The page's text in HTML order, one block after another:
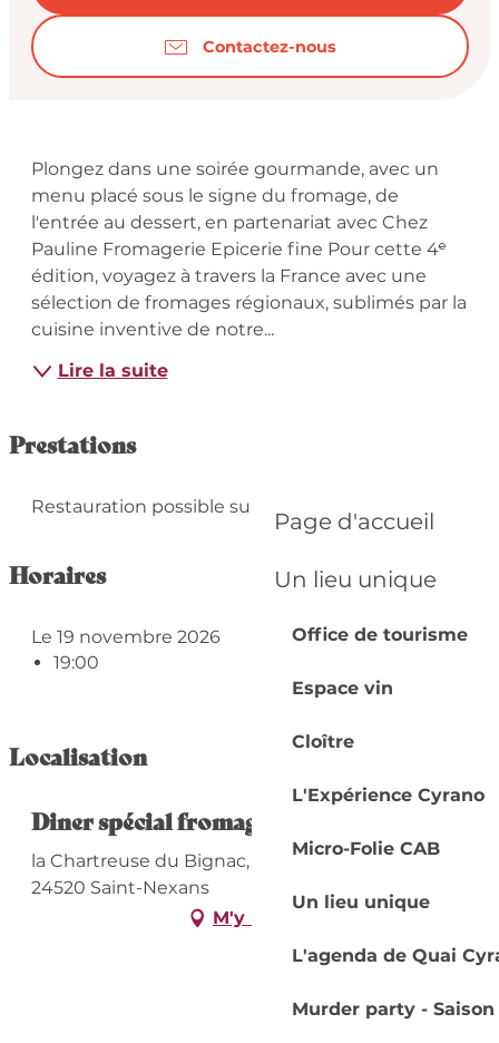
Page d'accueil
Un lieu unique
Office de tourisme
Espace vin
Cloître
L'Expérience Cyrano
Micro-Folie CAB
Un lieu unique
L'agenda de Quai
Murder party - Saison
Contactez-nous
Description
Plongez dans une soirée gourmande, avec un
menu placé sous le signe du fromage, de
l'entrée au dessert, en partenariat avec Chez
Pauline Fromagerie Epicerie fine Pour cette 4ᵉ
édition, voyagez à travers la France avec une
sélection de fromages régionaux, sublimés par la
cuisine inventive de notre...
Lire la suite
Prestations
Restauration possible sur place
Horaires
Le 19 novembre 2026
19:00
Localisation
Diner spécial fromage
la Chartreuse du Bignac, 1883 Route du Bignac,
24520 Saint-Nexans
M'y rendre